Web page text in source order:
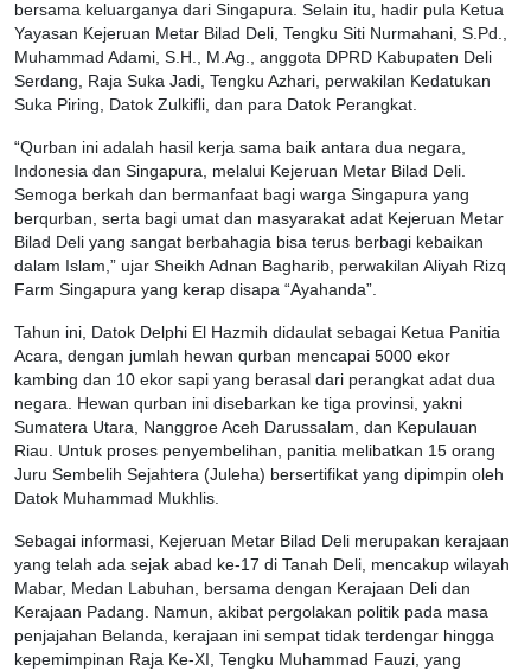
bersama keluarganya dari Singapura. Selain itu, hadir pula Ketua
Yayasan Kejeruan Metar Bilad Deli, Tengku Siti Nurmahani, S.Pd.,
Muhammad Adami, S.H., M.Ag., anggota DPRD Kabupaten Deli
Serdang, Raja Suka Jadi, Tengku Azhari, perwakilan Kedatukan
Suka Piring, Datok Zulkifli, dan para Datok Perangkat.
“Qurban ini adalah hasil kerja sama baik antara dua negara,
Indonesia dan Singapura, melalui Kejeruan Metar Bilad Deli.
Semoga berkah dan bermanfaat bagi warga Singapura yang
berqurban, serta bagi umat dan masyarakat adat Kejeruan Metar
Bilad Deli yang sangat berbahagia bisa terus berbagi kebaikan
dalam Islam,” ujar Sheikh Adnan Bagharib, perwakilan Aliyah Rizq
Farm Singapura yang kerap disapa “Ayahanda”.
Tahun ini, Datok Delphi El Hazmih didaulat sebagai Ketua Panitia
Acara, dengan jumlah hewan qurban mencapai 5000 ekor
kambing dan 10 ekor sapi yang berasal dari perangkat adat dua
negara. Hewan qurban ini disebarkan ke tiga provinsi, yakni
Sumatera Utara, Nanggroe Aceh Darussalam, dan Kepulauan
Riau. Untuk proses penyembelihan, panitia melibatkan 15 orang
Juru Sembelih Sejahtera (Juleha) bersertifikat yang dipimpin oleh
Datok Muhammad Mukhlis.
Sebagai informasi, Kejeruan Metar Bilad Deli merupakan kerajaan
yang telah ada sejak abad ke-17 di Tanah Deli, mencakup wilayah
Mabar, Medan Labuhan, bersama dengan Kerajaan Deli dan
Kerajaan Padang. Namun, akibat pergolakan politik pada masa
penjajahan Belanda, kerajaan ini sempat tidak terdengar hingga
kepemimpinan Raja Ke-XI, Tengku Muhammad Fauzi, yang